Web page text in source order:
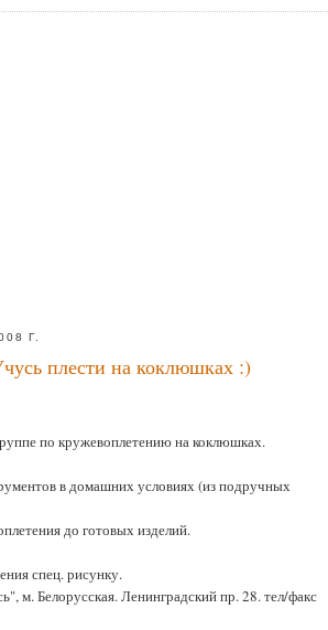
Г.
плести на коклюшках :)
по кружевоплетению на коклюшках.
в домашних условиях (из подручных
до готовых изделий.
спец. рисунку.
Белорусская. Ленинградский пр. 28. тел/факс